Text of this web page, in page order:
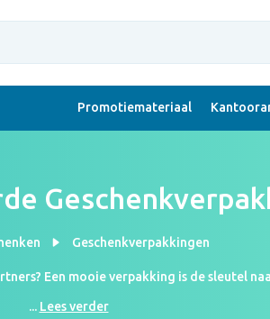
Promotiemateriaal
Geschenkverpakkingen
Een mooie verpakking is de sleutel
... Lees verder